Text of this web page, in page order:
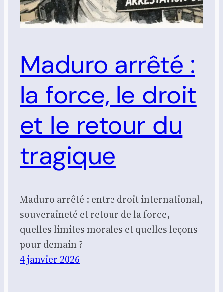
Maduro arrêté :
la force, le droit
et le retour du
tragique
Maduro arrêté : entre droit international,
souveraineté et retour de la force,
quelles limites morales et quelles leçons
pour demain ?
4 janvier 2026